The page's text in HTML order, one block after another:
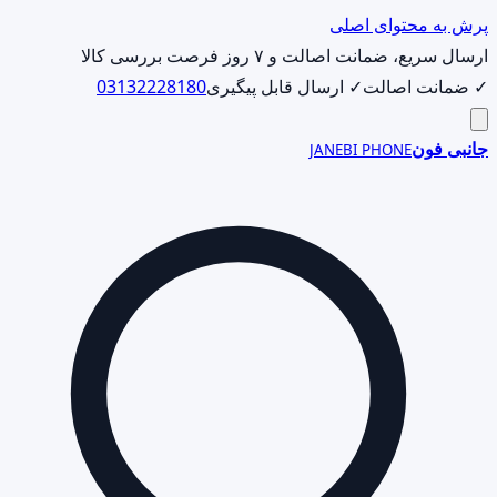
پرش به محتوای اصلی
ارسال سریع، ضمانت اصالت و ۷ روز فرصت بررسی کالا
✓ ضمانت اصالت✓ ارسال قابل پیگیری03132228180
جانبی فونJANEBI PHONE